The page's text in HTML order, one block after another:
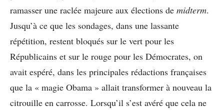
ramasser une raclée majeure aux élections de midterm.
Jusqu’à ce que les sondages, dans une lassante
répétition, restent bloqués sur le vert pour les
Républicains et sur le rouge pour les Démocrates, on
avait espéré, dans les principales rédactions françaises
que la « magie Obama » allait transformer à nouveau la
citrouille en carrosse. Lorsqu’il s’est avéré que cela ne